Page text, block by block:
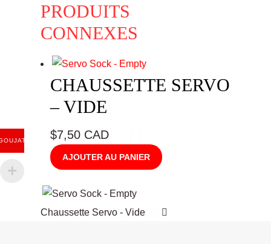
PRODUITS
CONNEXES
CHAUSSETTE SERVO
– VIDE
$7,50 CAD
AJOUTER AU PANIER
Chaussette Servo - Vide